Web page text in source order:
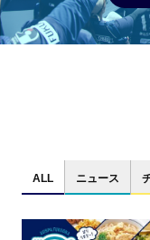
ALL ニュース